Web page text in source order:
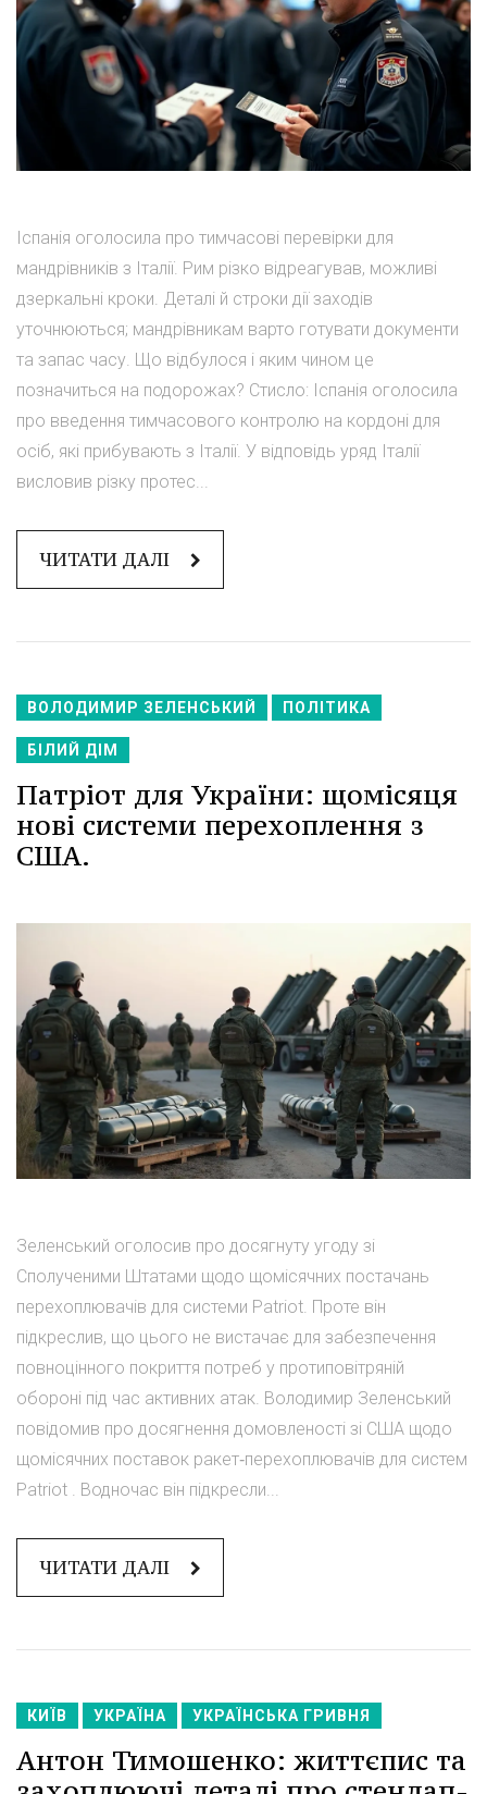
Іспанія оголосила про тимчасові перевірки для
мандрівників з Італії. Рим різко відреагував, можливі
дзеркальні кроки. Деталі й строки дії заходів
уточнюються; мандрівникам варто готувати документи
та запас часу. Що відбулося і яким чином це
позначиться на подорожах? Стисло: Іспанія оголосила
про введення тимчасового контролю на кордоні для
осіб, які прибувають з Італії. У відповідь уряд Італії
висловив різку протес...
ЧИТАТИ ДАЛІ
ВОЛОДИМИР ЗЕЛЕНСЬКИЙ ПОЛІТИКА
БІЛИЙ ДІМ
Патріот для України: щомісяця
нові системи перехоплення з
США.
Зеленський оголосив про досягнуту угоду зі
Сполученими Штатами щодо щомісячних постачань
перехоплювачів для системи Patriot. Проте він
підкреслив, що цього не вистачає для забезпечення
повноцінного покриття потреб у протиповітряній
обороні під час активних атак. Володимир Зеленський
повідомив про досягнення домовленості зі США щодо
щомісячних поставок ракет‑перехоплювачів для систем
Patriot . Водночас він підкресли...
ЧИТАТИ ДАЛІ
КИЇВ УКРАЇНА УКРАЇНСЬКА ГРИВНЯ
Антон Тимошенко: життєпис та